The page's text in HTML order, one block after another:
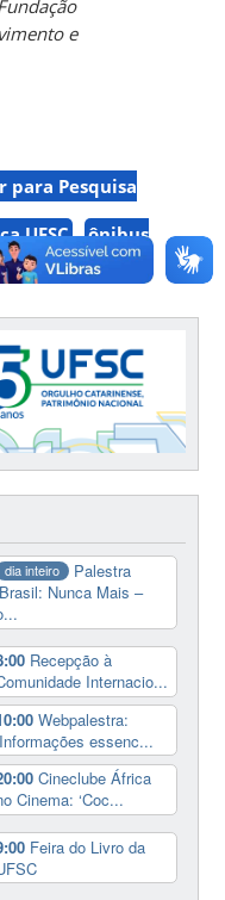
e
para Pesquisa
UFSC
ônibus
de Santa
dia inteiro
Palestra
Nunca Mais –
Recepção à
Internacio...
Webpalestra:
essenc...
Cineclube África
Cinema: ‘Coc...
Feira do Livro da